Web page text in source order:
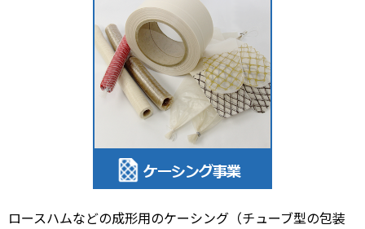
ロースハムなどの成形用のケーシング（チューブ型の包装